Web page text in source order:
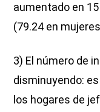
aumentado en
(79.24 en
3) El número de
disminuyendo:
los hogares de